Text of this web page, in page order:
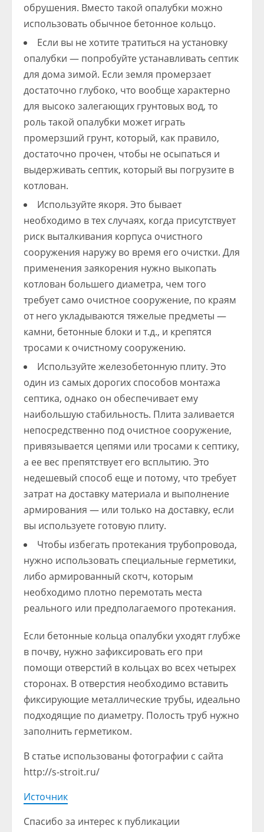
обрушения. Вместо такой опалубки можно
использовать обычное бетонное кольцо.
Если вы не хотите тратиться на установку
опалубки — попробуйте устанавливать септик
для дома зимой. Если земля промерзает
достаточно глубоко, что вообще характерно
для высоко залегающих грунтовых вод, то
роль такой опалубки может играть
промерзший грунт, который, как правило,
достаточно прочен, чтобы не осыпаться и
выдерживать септик, который вы погрузите в
котлован.
Используйте якоря. Это бывает
необходимо в тех случаях, когда присутствует
риск выталкивания корпуса очистного
сооружения наружу во время его очистки. Для
применения заякорения нужно выкопать
котлован большего диаметра, чем того
требует само очистное сооружение, по краям
от него укладываются тяжелые предметы —
камни, бетонные блоки и т.д., и крепятся
тросами к очистному сооружению.
Используйте железобетонную плиту. Это
один из самых дорогих способов монтажа
септика, однако он обеспечивает ему
наибольшую стабильность. Плита заливается
непосредственно под очистное сооружение,
привязывается цепями или тросами к септику,
а ее вес препятствует его всплытию. Это
недешевый способ еще и потому, что требует
затрат на доставку материала и выполнение
армирования — или только на доставку, если
вы используете готовую плиту.
Чтобы избегать протекания трубопровода,
нужно использовать специальные герметики,
либо армированный скотч, которым
необходимо плотно перемотать места
реального или предполагаемого протекания.
Если бетонные кольца опалубки уходят глубже
в почву, нужно зафиксировать его при
помощи отверстий в кольцах во всех четырех
сторонах. В отверстия необходимо вставить
фиксирующие металлические трубы, идеально
подходящие по диаметру. Полость труб нужно
заполнить герметиком.
В статье использованы фотографии с сайта
http://s-stroit.ru/
Источник
Спасибо за интерес к публикации